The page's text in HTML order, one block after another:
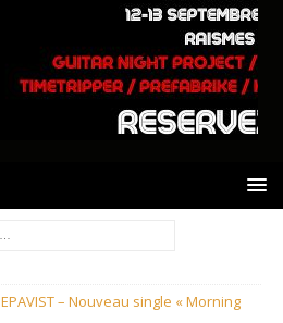
EPAVIST – Nouveau single « Morning